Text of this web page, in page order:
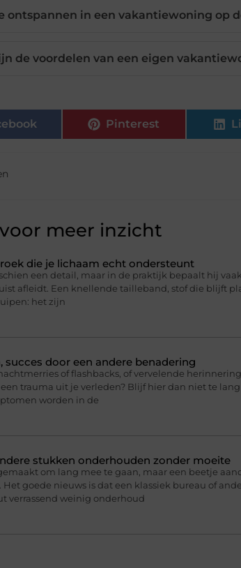
ontspannen in een vakantiewoning op
de voordelen van een eigen
Pinterest
voor meer inzicht
die je lichaam echt ondersteunt
een detail, maar in de praktijk bepaalt hij
afleidt. Een knellende tailleband, stof die blijft
het zijn
succes door een andere benadering
of flashbacks, of vervelende
trauma uit je verleden? Blijf hier dan niet te
worden in de
stukken onderhouden zonder moeite
om lang mee te gaan, maar een beetje
goede nieuws is dat een klassiek bureau of
verrassend weinig onderhoud